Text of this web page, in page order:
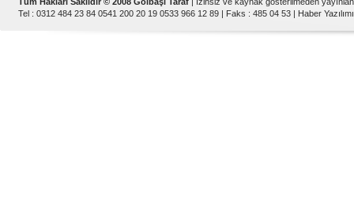
Tel : 0312 484 23 84 0541 200 20 19 0533 966 12 89 | Faks : 485 04 53 | Haber Yazılımı